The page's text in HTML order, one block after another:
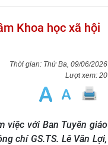
Khoa học xã hội
Thứ Ba, 09/06/2026
Lượt xem: 20
việc với Ban Tuyên giáo
chí GS.TS. Lê Văn Lợi,